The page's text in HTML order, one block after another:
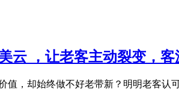
云 ，让老客主动裂变，
值，却始终做不好老带新？明明老客